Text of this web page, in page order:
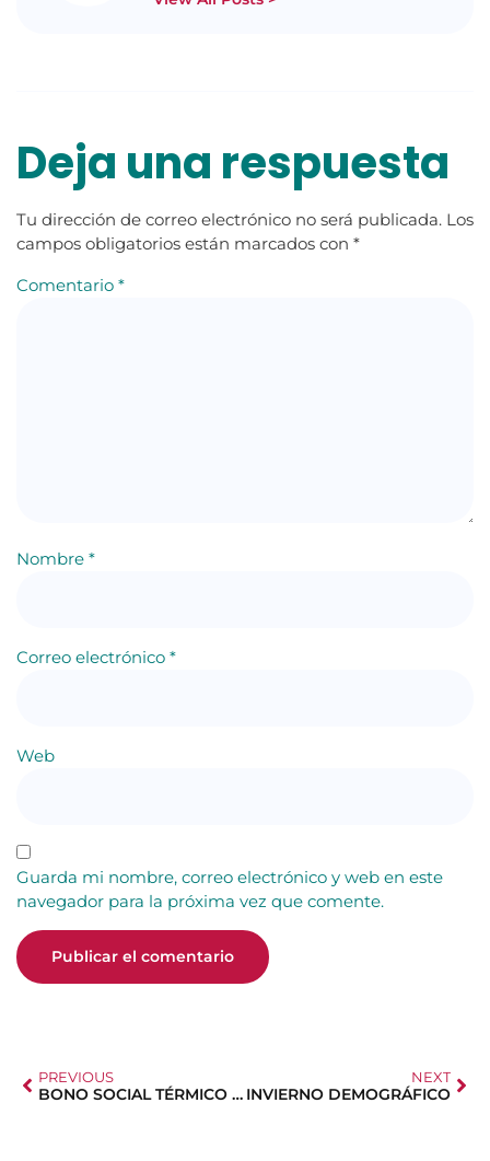
Deja una respuesta
Tu dirección de correo electrónico no será publicada. Los
campos obligatorios están marcados con *
Comentario *
Nombre *
Correo electrónico *
Web
Guarda mi nombre, correo electrónico y web en este
navegador para la próxima vez que comente.
PREVIOUS
BONO SOCIAL TÉRMICO 2023: BENEFICIARIOS
NEXT
INVIERNO DEMOGRÁFICO